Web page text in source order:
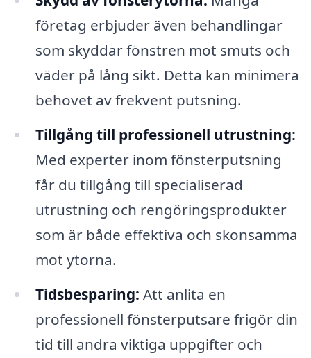
företag erbjuder även behandlingar
som skyddar fönstren mot smuts och
väder på lång sikt. Detta kan minimera
behovet av frekvent putsning.
Tillgång till professionell utrustning:
Med experter inom fönsterputsning
får du tillgång till specialiserad
utrustning och rengöringsprodukter
som är både effektiva och skonsamma
mot ytorna.
Tidsbesparing: Att anlita en
professionell fönsterputsare frigör din
tid till andra viktiga uppgifter och